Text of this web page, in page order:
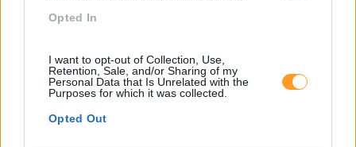
Opted In
I want to opt-out of Collection, Use,
Retention, Sale, and/or Sharing of my
Personal Data that Is Unrelated with the
Purposes for which it was collected.
Opted Out
Formações ajustadas
ao seu negócio